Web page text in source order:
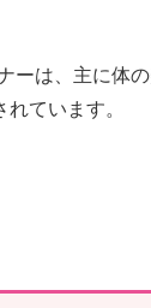
ーは、主に体
ています。